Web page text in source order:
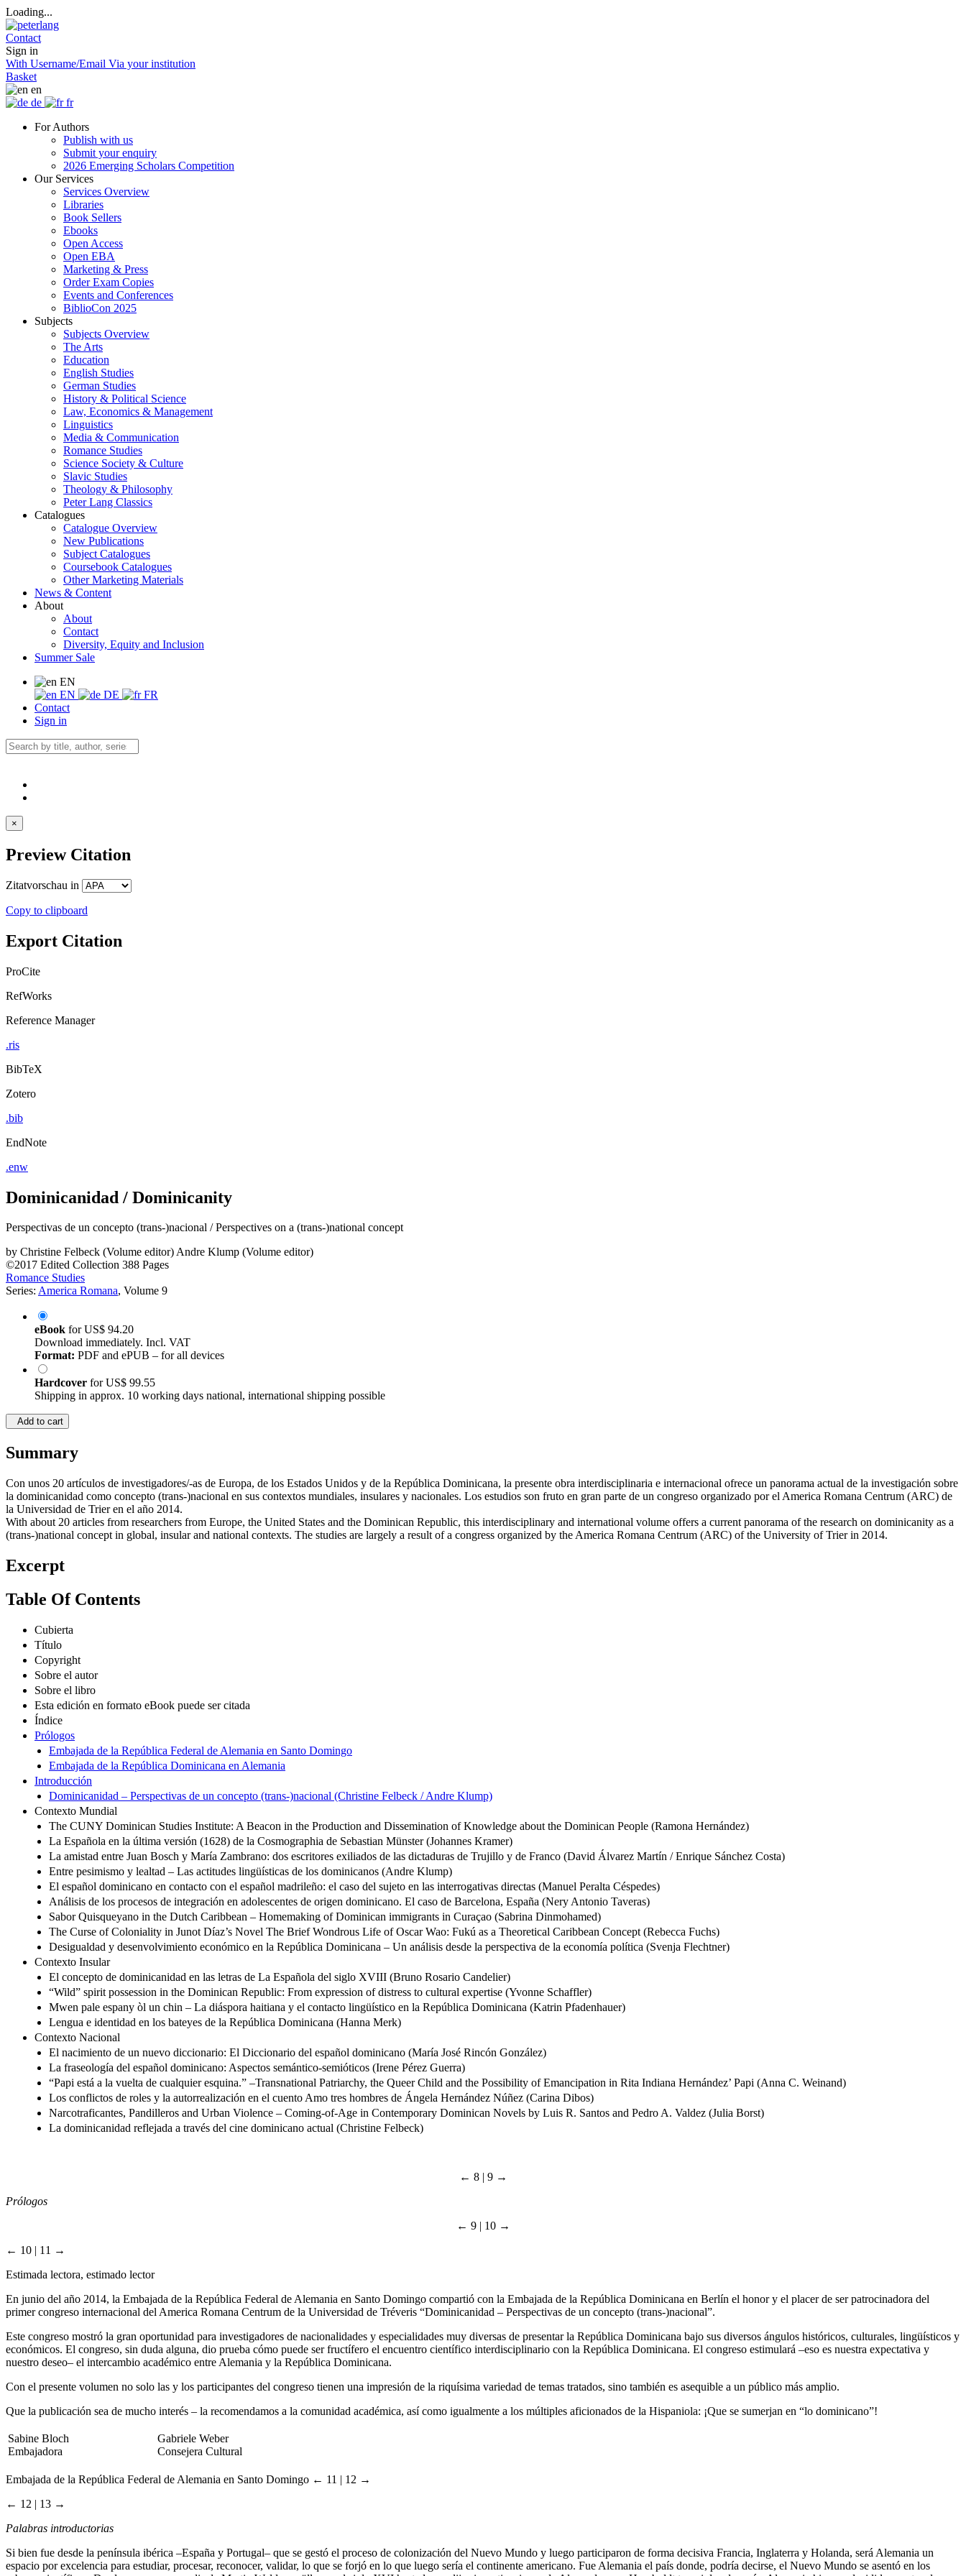
Loading...
Contact
Sign in
With Username/Email Via your institution
Basket
en
de
fr
For Authors
Publish with us
Submit your enquiry
2026 Emerging Scholars Competition
Our Services
Services Overview
Libraries
Book Sellers
Ebooks
Open Access
Open EBA
Marketing & Press
Order Exam Copies
Events and Conferences
BiblioCon 2025
Subjects
Subjects Overview
The Arts
Education
English Studies
German Studies
History & Political Science
Law, Economics & Management
Linguistics
Media & Communication
Romance Studies
Science Society & Culture
Slavic Studies
Theology & Philosophy
Peter Lang Classics
Catalogues
Catalogue Overview
New Publications
Subject Catalogues
Coursebook Catalogues
Other Marketing Materials
News & Content
About
About
Contact
Diversity, Equity and Inclusion
Summer Sale
EN
EN
DE
FR
Contact
Sign in
×
Preview Citation
Zitatvorschau in
Copy to clipboard
Export Citation
ProCite
RefWorks
Reference Manager
.ris
BibTeX
Zotero
.bib
EndNote
.enw
Dominicanidad / Dominicanity
Perspectivas de un concepto (trans-)nacional / Perspectives on a (trans-)national concept
by Christine Felbeck (Volume editor)Andre Klump (Volume editor)
©2017 Edited Collection 388 Pages
Romance Studies
Series: America Romana, Volume 9
eBook forUS$ 94.20
Download immediately. Incl. VAT
Format: PDF and ePUB – for all devices
Hardcover forUS$ 99.55
Shipping in approx. 10 working days national, international shipping possible
Add to cart
Summary
Con unos 20 artículos de investigadores/-as de Europa, de los Estados Unidos y de la República Dominicana, la presente obra interdisciplinaria e internacional ofrece un panorama actual de la investigación sobre
la dominicanidad como concepto (trans-)nacional en sus contextos mundiales, insulares y nacionales. Los estudios son fruto en gran parte de un congreso organizado por el America Romana Centrum (ARC) de
la Universidad de Trier en el año 2014.
With about 20 articles from researchers from Europe, the United States and the Dominican Republic, this interdisciplinary and international volume offers a current panorama of the research on dominicanity as a
(trans-)national concept in global, insular and national contexts. The studies are largely a result of a congress organized by the America Romana Centrum (ARC) of the University of Trier in 2014.
Excerpt
Table Of Contents
Cubierta
Título
Copyright
Sobre el autor
Sobre el libro
Esta edición en formato eBook puede ser citada
Índice
Prólogos
Embajada de la República Federal de Alemania en Santo Domingo
Embajada de la República Dominicana en Alemania
Introducción
Dominicanidad – Perspectivas de un concepto (trans-)nacional (Christine Felbeck / Andre Klump)
Contexto Mundial
The CUNY Dominican Studies Institute: A Beacon in the Production and Dissemination of Knowledge about the Dominican People (Ramona Hernández)
La Española en la última versión (1628) de la Cosmographia de Sebastian Münster (Johannes Kramer)
La amistad entre Juan Bosch y María Zambrano: dos escritores exiliados de las dictaduras de Trujillo y de Franco (David Álvarez Martín / Enrique Sánchez Costa)
Entre pesimismo y lealtad – Las actitudes lingüísticas de los dominicanos (Andre Klump)
El español dominicano en contacto con el español madrileño: el caso del sujeto en las interrogativas directas (Manuel Peralta Céspedes)
Análisis de los procesos de integración en adolescentes de origen dominicano. El caso de Barcelona, España (Nery Antonio Taveras)
Sabor Quisqueyano in the Dutch Caribbean – Homemaking of Dominican immigrants in Curaçao (Sabrina Dinmohamed)
The Curse of Coloniality in Junot Díaz’s Novel The Brief Wondrous Life of Oscar Wao: Fukú as a Theoretical Caribbean Concept (Rebecca Fuchs)
Desigualdad y desenvolvimiento económico en la República Dominicana – Un análisis desde la perspectiva de la economía política (Svenja Flechtner)
Contexto Insular
El concepto de dominicanidad en las letras de La Española del siglo XVIII (Bruno Rosario Candelier)
“Wild” spirit possession in the Dominican Republic: From expression of distress to cultural expertise (Yvonne Schaffler)
Mwen pale espany òl un chin – La diáspora haitiana y el contacto lingüístico en la República Dominicana (Katrin Pfadenhauer)
Lengua e identidad en los bateyes de la República Dominicana (Hanna Merk)
Contexto Nacional
El nacimiento de un nuevo diccionario: El Diccionario del español dominicano (María José Rincón González)
La fraseología del español dominicano: Aspectos semántico-semióticos (Irene Pérez Guerra)
“Papi está a la vuelta de cualquier esquina.” –Transnational Patriarchy, the Queer Child and the Possibility of Emancipation in Rita Indiana Hernández’ Papi (Anna C. Weinand)
Los conflictos de roles y la autorrealización en el cuento Amo tres hombres de Ángela Hernández Núñez (Carina Dibos)
Narcotraficantes, Pandilleros and Urban Violence – Coming-of-Age in Contemporary Dominican Novels by Luis R. Santos and Pedro A. Valdez (Julia Borst)
La dominicanidad reflejada a través del cine dominicano actual (Christine Felbeck)
← 8 | 9 →
Prólogos
← 9 | 10 →
← 10 | 11 →
Estimada lectora, estimado lector
En junio del año 2014, la Embajada de la República Federal de Alemania en Santo Domingo compartió con la Embajada de la República Dominicana en Berlín el honor y el placer de ser patrocinadora del
primer congreso internacional del America Romana Centrum de la Universidad de Tréveris “Dominicanidad – Perspectivas de un concepto (trans-)nacional”.
Este congreso mostró la gran oportunidad para investigadores de nacionalidades y especialidades muy diversas de presentar la República Dominicana bajo sus diversos ángulos históricos, culturales, lingüísticos y
económicos. El congreso, sin duda alguna, dio prueba cómo puede ser fructífero el encuentro científico interdisciplinario con la República Dominicana. El congreso estimulará –eso es nuestra expectativa y
nuestro deseo– el intercambio académico entre Alemania y la República Dominicana.
Con el presente volumen no solo las y los participantes del congreso tienen una impresión de la riquísima variedad de temas tratados, sino también es asequible a un público más amplio.
Que la publicación sea de mucho interés – la recomendamos a la comunidad académica, así como igualmente a los múltiples aficionados de la Hispaniola: ¡Que se sumerjan en “lo dominicano”!
Sabine Bloch
Embajadora
Gabriele Weber
Consejera Cultural
Embajada de la República Federal de Alemania en Santo Domingo ← 11 | 12 →
← 12 | 13 →
Palabras introductorias
Si bien fue desde la península ibérica –España y Portugal– que se gestó el proceso de colonización del Nuevo Mundo y luego participaron de forma decisiva Francia, Inglaterra y Holanda, será Alemania un
espacio por excelencia para estudiar, procesar, reconocer, validar, lo que se forjó en lo que luego sería el continente americano. Fue Alemania el país donde, podría decirse, el Nuevo Mundo se asentó en los